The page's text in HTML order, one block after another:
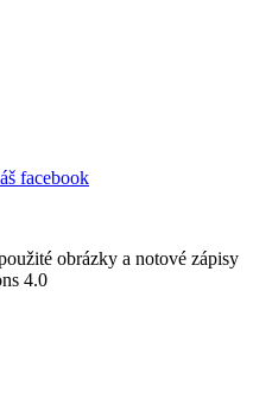
facebook
obrázky a notové zápisy
4.0